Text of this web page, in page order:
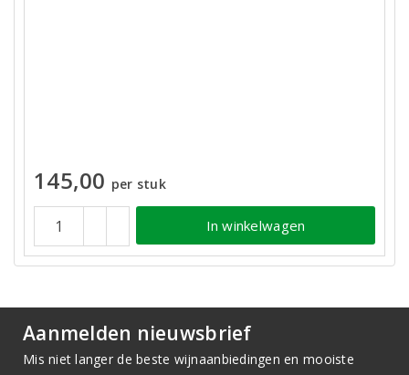
145,00 per stuk
In winkelwagen
Aanmelden nieuwsbrief
Mis niet langer de beste wijnaanbiedingen en mooiste